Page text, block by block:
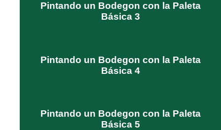
Pintando un Bodegon con la Paleta
Básica 3
Pintando un Bodegon con la Paleta
Básica 4
Pintando un Bodegon con la Paleta
Básica 5